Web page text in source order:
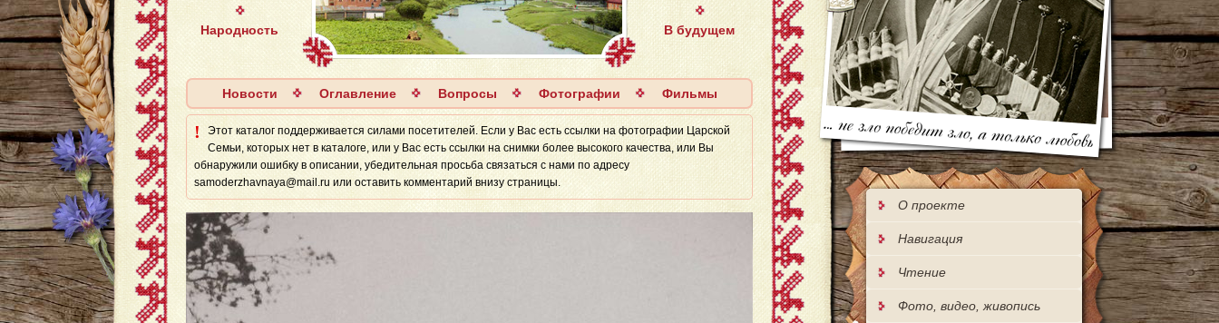
Народность В будущем
Новости Оглавление Вопросы Фотографии Фильмы
!
Этот каталог поддерживается силaми посетителей. Если у Вас есть ссылки на фотографии Царской
Семьи, которых нет в каталоге, или у Вас есть ссылки на снимки более высокого качества, или Вы
обнаружили ошибку в описании, убедительная просьба связаться с нами по адресу
samoderzhavnaya@mail.ru или оставить комментарий внизу страницы.
О проекте
Навигация
Чтение
Фото, видео, живопись